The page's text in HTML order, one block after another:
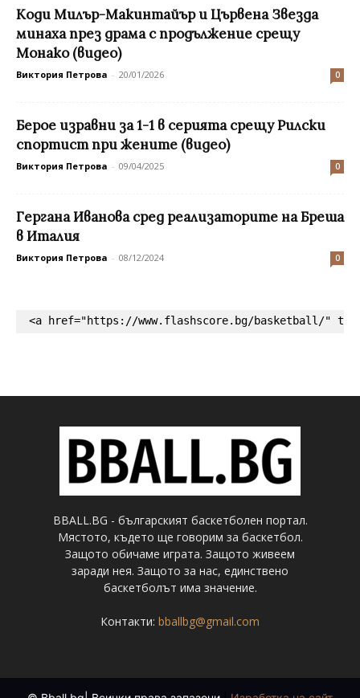
Коди Милър-Макинтайър и Цървена Звезда
минаха през драма с продължение срещу
Монако (видео)
Виктория Петрова - 20/01/2026 0
Берое изравни за 1-1 в серията срещу Рилски
спортист при жените (видео)
Виктория Петрова - 09/04/2025 0
Гергана Иванова сред реализаторите на Бреша
в Италия
Виктория Петрова - 08/12/2024 0
<a href="https://www.flashscore.bg/basketball/"
BBALL.BG - българският баскетболен портал.
Мястото, където ще говорим за баскетбол.
Защото обичаме играта. Защото живеем
заради нея. Защото за нас, единствено
баскетболът има значение.
Контакти: bballbg@gmail.com